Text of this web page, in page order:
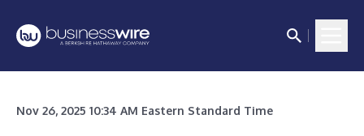
Nov 26, 2025 10:34 AM Eastern Standard Time